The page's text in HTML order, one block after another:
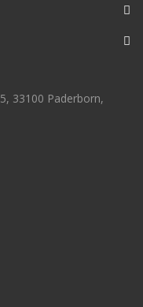
33100 Paderborn,